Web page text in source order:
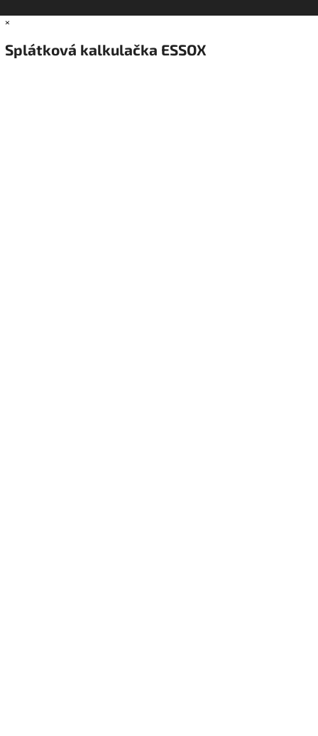
×
Splátková kalkulačka ESSOX